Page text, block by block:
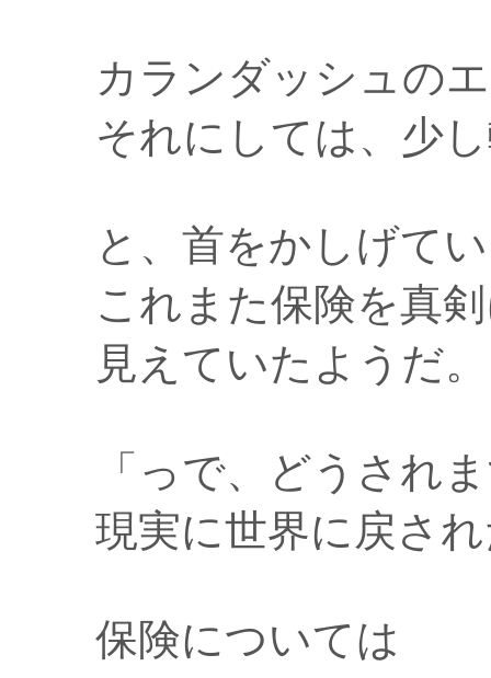
カランダッシュの
それにしては、少
と、首をかしげて
これまた保険を真
見えていたようだ。
「っで、どうされ
現実に世界に戻さ
保険については